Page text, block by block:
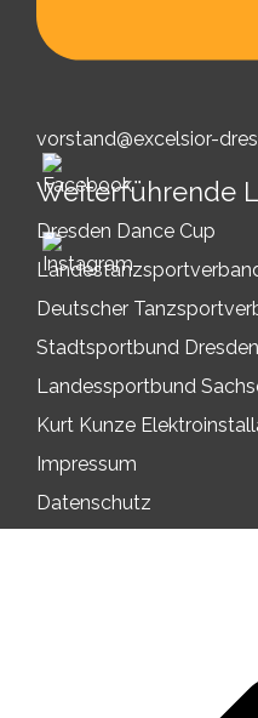
vorstand@excelsior-
Weiterführende
Dresden Dance Cup
Deutscher
Stadtsportbund Dresden
Landessportbund
Kurt Kunze
Impressum
Datenschutz